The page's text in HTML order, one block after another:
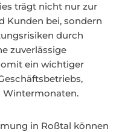
trägt nicht nur zur
Kunden bei, sondern
durch
zuverlässige
ein wichtiger
Wintermonaten.
in Roßtal können